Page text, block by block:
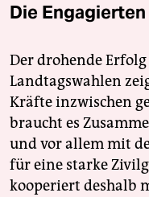
Die
Der drohende
Landtagswahlen
Kräfte inzwischen
braucht es
und vor allem mit
für eine starke
kooperiert deshalb